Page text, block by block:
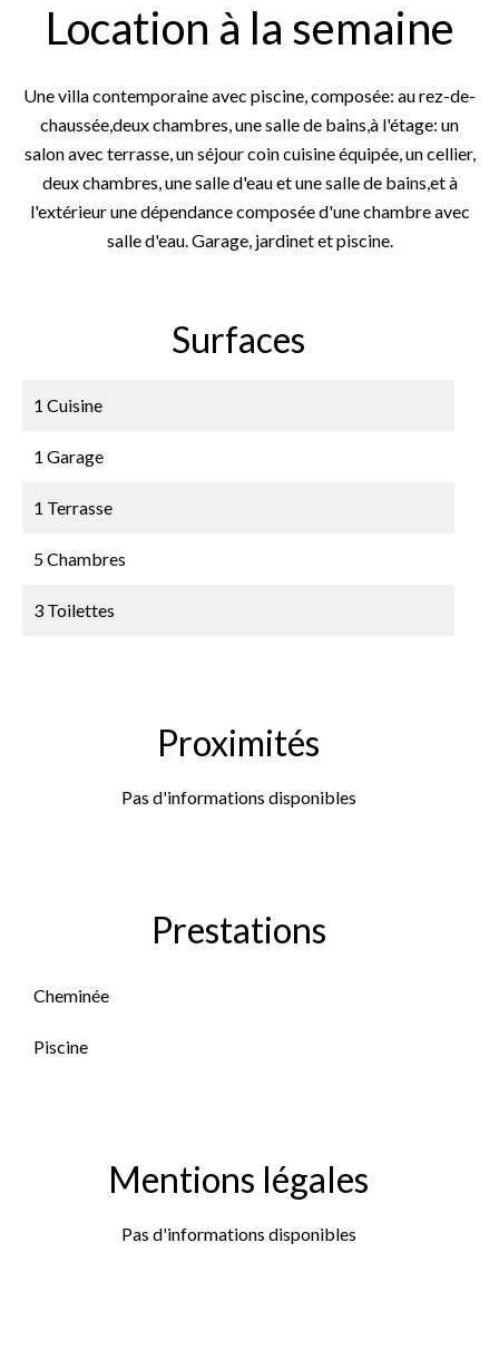
Location à la semaine
Une villa contemporaine avec piscine, composée: au rez-de-
chaussée,deux chambres, une salle de bains,à l'étage: un
salon avec terrasse, un séjour coin cuisine équipée, un cellier,
deux chambres, une salle d'eau et une salle de bains,et à
l'extérieur une dépendance composée d'une chambre avec
salle d'eau. Garage, jardinet et piscine.
Surfaces
1 Cuisine
1 Garage
1 Terrasse
5 Chambres
3 Toilettes
Proximités
Pas d'informations disponibles
Prestations
Cheminée
Piscine
Mentions légales
Pas d'informations disponibles